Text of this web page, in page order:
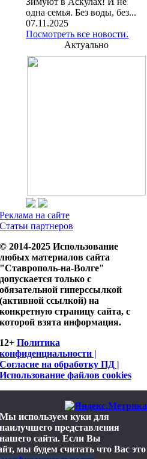
одна семья. Без воды, без...
07.11.2025
Посмотреть все новости.
Актуально
Реклама на сайте
Статьи партнеров
© 2014-2025 Использование
любых материалов сайта
"Ставрополь-на-Волге"
допускается только с
обязательной гиперссылкой
(активной ссылкой) на
конкретную страницу сайта, с
которой взята информация.
12+ Политика
конфиденциальности |
Согласие на обработку ПД |
Использование файлов cookies
Мы используем куки для
наилучшего представления
нашего сайта. Если Вы
мы будем считать что Вас это